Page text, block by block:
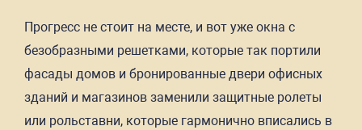
Прогресс не стоит на месте, и вот уже окна с
безобразными решетками, которые так портили
фасады домов и бронированные двери офисных
зданий и магазинов заменили защитные ролеты
или рольставни, которые гармонично вписались в